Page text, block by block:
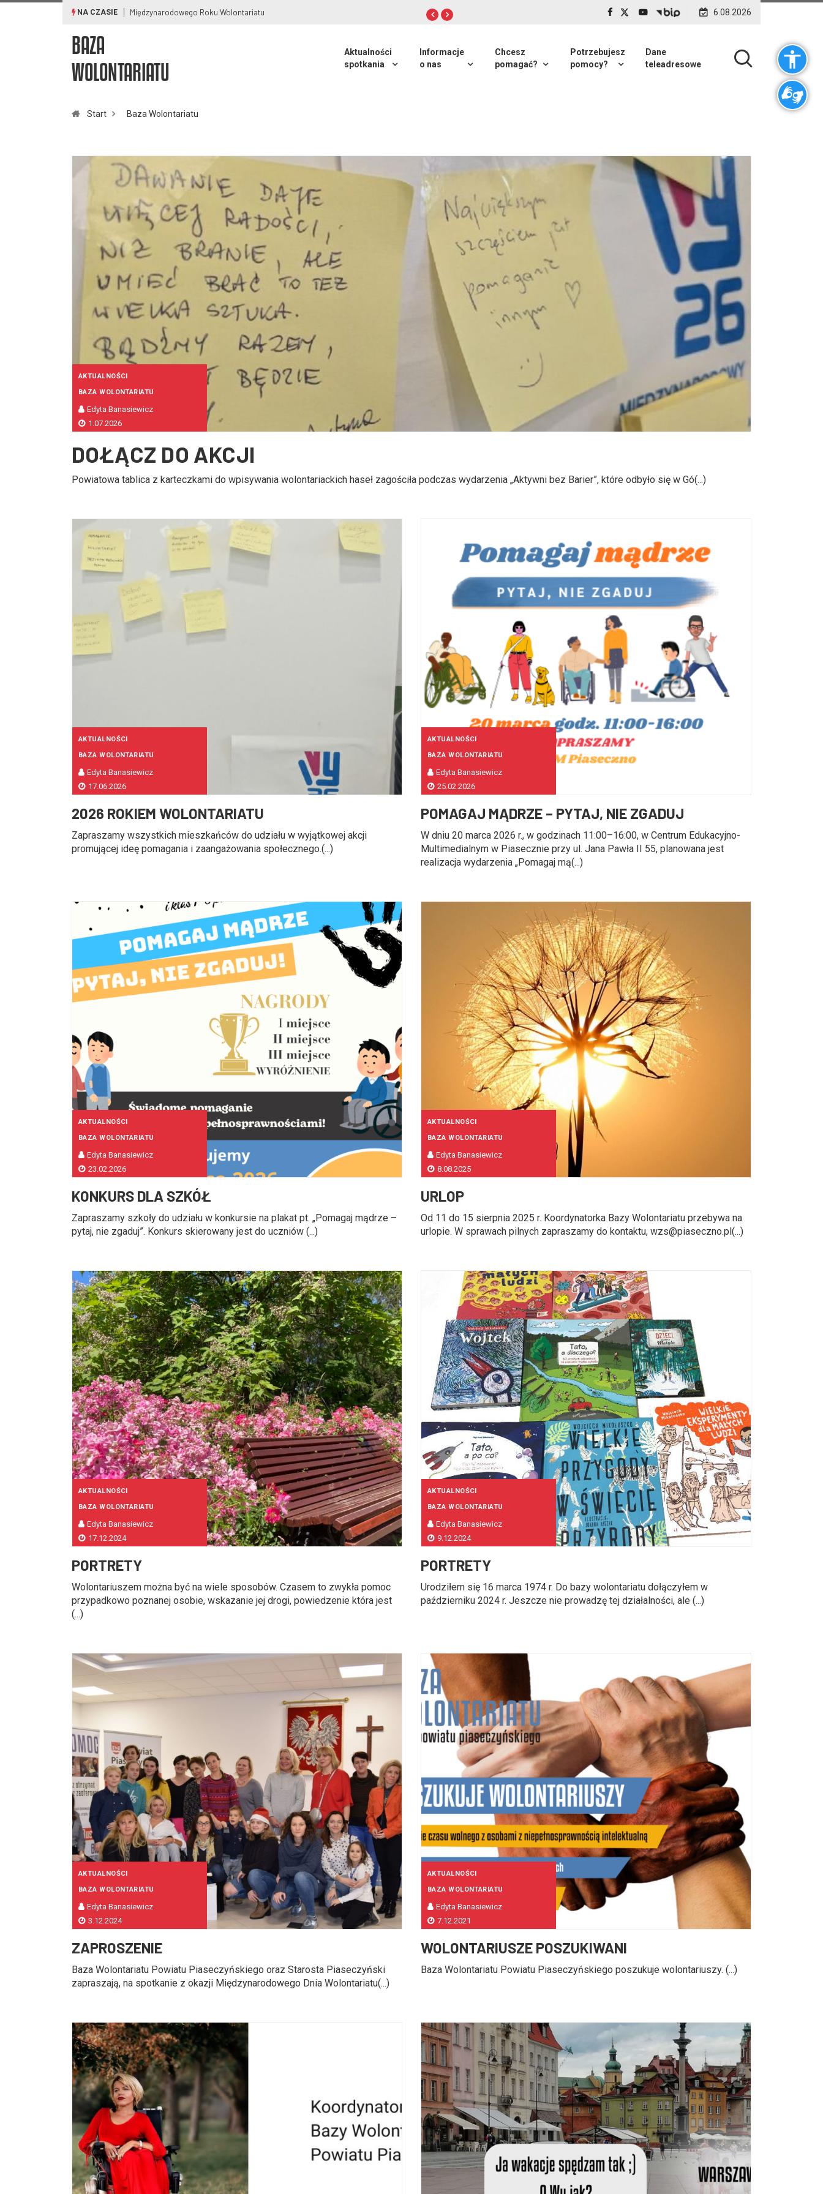
NA CZASIE PAMIĘTAMY O POWSTANIU WARSZAWSKIM 6.08.2026
BAZA
WOLONTARIATU
Aktualności
spotkania
Informacje
o nas
Chcesz
pomagać?
Potrzebujesz
pomocy?
Dane
teleadresowe
Start Baza Wolontariatu
AKTUALNOŚCI
BAZA WOLONTARIATU
Edyta Banasiewicz
1.07.2026
DOŁĄCZ DO AKCJI
Powiatowa tablica z karteczkami do wpisywania wolontariackich haseł zagościła podczas wydarzenia „Aktywni bez Barier”, które odbyło się w Gó(...)
AKTUALNOŚCI
BAZA WOLONTARIATU
Edyta Banasiewicz
17.06.2026
2026 ROKIEM WOLONTARIATU
Zapraszamy wszystkich mieszkańców do udziału w wyjątkowej akcji
promującej ideę pomagania i zaangażowania społecznego.(...)
AKTUALNOŚCI
BAZA WOLONTARIATU
Edyta Banasiewicz
25.02.2026
POMAGAJ MĄDRZE – PYTAJ, NIE ZGADUJ
W dniu 20 marca 2026 r., w godzinach 11:00–16:00, w Centrum Edukacyjno-
Multimedialnym w Piasecznie przy ul. Jana Pawła II 55, planowana jest
realizacja wydarzenia „Pomagaj mą(...)
AKTUALNOŚCI
BAZA WOLONTARIATU
Edyta Banasiewicz
23.02.2026
KONKURS DLA SZKÓŁ
Zapraszamy szkoły do udziału w konkursie na plakat pt. „Pomagaj mądrze –
pytaj, nie zgaduj”. Konkurs skierowany jest do uczniów (...)
AKTUALNOŚCI
BAZA WOLONTARIATU
Edyta Banasiewicz
8.08.2025
URLOP
Od 11 do 15 sierpnia 2025 r. Koordynatorka Bazy Wolontariatu przebywa na
urlopie. W sprawach pilnych zapraszamy do kontaktu, wzs@piaseczno.pl(...)
AKTUALNOŚCI
BAZA WOLONTARIATU
Edyta Banasiewicz
17.12.2024
PORTRETY
Wolontariuszem można być na wiele sposobów. Czasem to zwykła pomoc
przypadkowo poznanej osobie, wskazanie jej drogi, powiedzenie która jest
(...)
AKTUALNOŚCI
BAZA WOLONTARIATU
Edyta Banasiewicz
9.12.2024
PORTRETY
Urodziłem się 16 marca 1974 r. Do bazy wolontariatu dołączyłem w
październiku 2024 r. Jeszcze nie prowadzę tej działalności, ale (...)
AKTUALNOŚCI
BAZA WOLONTARIATU
Edyta Banasiewicz
3.12.2024
ZAPROSZENIE
Baza Wolontariatu Powiatu Piaseczyńskiego oraz Starosta Piaseczyński
zapraszają, na spotkanie z okazji Międzynarodowego Dnia Wolontariatu(...)
AKTUALNOŚCI
BAZA WOLONTARIATU
Edyta Banasiewicz
7.12.2021
WOLONTARIUSZE POSZUKIWANI
Baza Wolontariatu Powiatu Piaseczyńskiego poszukuje wolontariuszy. (...)